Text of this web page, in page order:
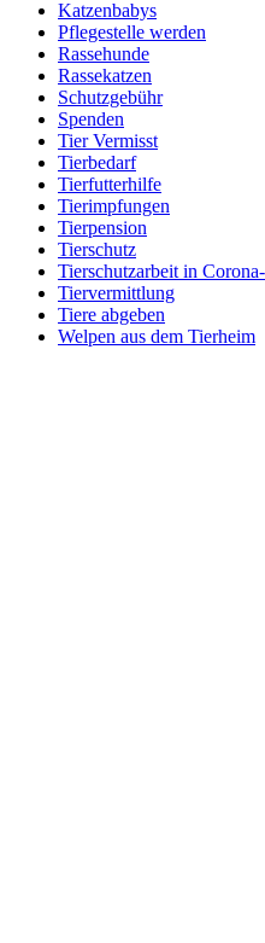
Katzenbabys
Pflegestelle werden
Rassehunde
Rassekatzen
Schutzgebühr
Spenden
Tier Vermisst
Tierbedarf
Tierfutterhilfe
Tierimpfungen
Tierpension
Tierschutz
Tierschutzarbeit in
Tiervermittlung
Tiere abgeben
Welpen aus dem Tierheim